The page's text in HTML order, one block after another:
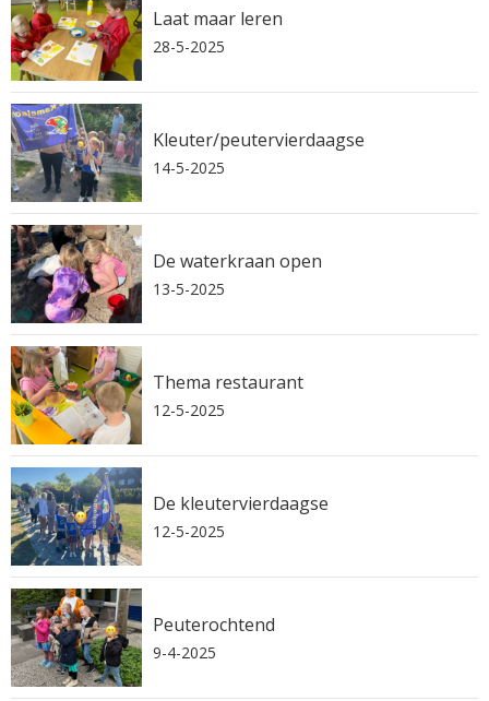
Laat maar leren
28-5-2025
Kleuter/peutervierdaagse
14-5-2025
De waterkraan open
13-5-2025
Thema restaurant
12-5-2025
De kleutervierdaagse
12-5-2025
Peuterochtend
9-4-2025